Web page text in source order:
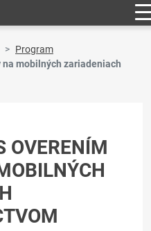
Program
mobilných zariadeniach
OVERENÍM